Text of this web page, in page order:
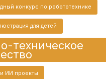
конкурс по робототехнике
для детей
техническое
ИИ проекты